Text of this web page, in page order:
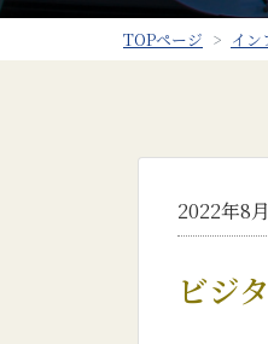
TOPページ イン
2022年8
ビジ